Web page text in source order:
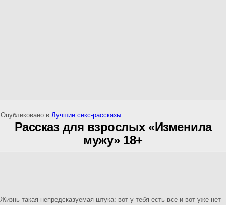
Опубликовано в Лучшие секс-рассказы
Рассказ для взрослых «Изменила
мужу» 18+
Жизнь такая непредсказуемая штука: вот у тебя есть все и вот уже нет